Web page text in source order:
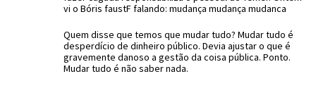
vi o Bóris faustF falando: mudança mudança mudanca
Quem disse que temos que mudar tudo? Mudar tudo é
desperdício de dinheiro público. Devia ajustar o que é
gravemente danoso a gestão da coisa pública. Ponto.
Mudar tudo é não saber nada.